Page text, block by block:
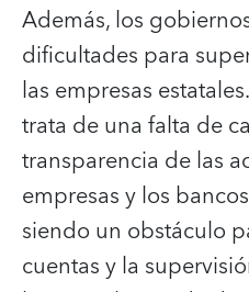
Además, los
dificultades para
las empresas
trata de una falta de
transparencia de las
empresas y los
siendo un obstáculo
cuentas y la